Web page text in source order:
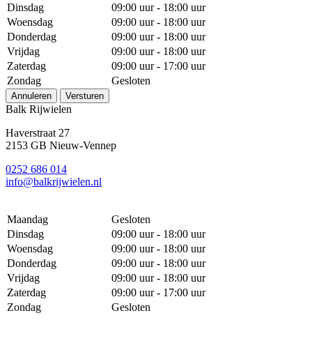
Dinsdag
09:00 uur - 18:00 uur
Woensdag
09:00 uur - 18:00 uur
Donderdag
09:00 uur - 18:00 uur
Vrijdag
09:00 uur - 18:00 uur
Zaterdag
09:00 uur - 17:00 uur
Zondag
Gesloten
Annuleren Versturen
Balk Rijwielen
Haverstraat 27
2153 GB Nieuw-Vennep
0252 686 014
info@balkrijwielen.nl
Maandag
Gesloten
Dinsdag
09:00 uur - 18:00 uur
Woensdag
09:00 uur - 18:00 uur
Donderdag
09:00 uur - 18:00 uur
Vrijdag
09:00 uur - 18:00 uur
Zaterdag
09:00 uur - 17:00 uur
Zondag
Gesloten